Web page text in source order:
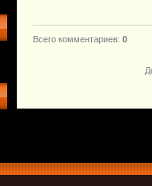
Всего комментариев: 0